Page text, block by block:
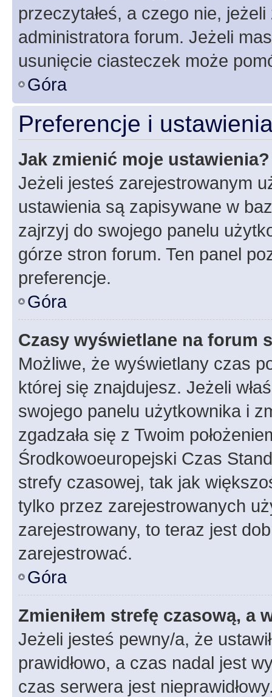
przeczytałeś, a czego nie,
administratora forum. Jeżeli
usunięcie ciasteczek może
Góra
Preferencje i
Jak zmienić moje ustawienia?
Jeżeli jesteś zarejestrowanym
ustawienia są zapisywane w
zajrzyj do swojego panelu
górze stron forum. Ten panel
preferencje.
Góra
Czasy wyświetlane na forum
Możliwe, że wyświetlany czas
której się znajdujesz. Jeżeli
swojego panelu użytkownika i
zgadzała się z Twoim
Środkowoeuropejski Czas
strefy czasowej, tak jak
tylko przez zarejestrowanych
zarejestrowany, to teraz jest
zarejestrować.
Góra
Zmieniłem strefę czasową, a
Jeżeli jesteś pewny/a, że
prawidłowo, a czas nadal jest
czas serwera jest